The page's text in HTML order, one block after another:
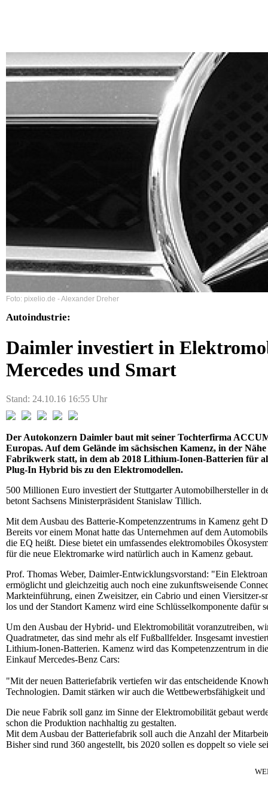
Foto: pixelio.de - Alexander Dreher
Autoindustrie:
Daimler investiert in
Mercedes und Smart
Stand: 24.10.16 16:55 Uhr
Der Autokonzern Daimler baut mit seiner Tochterfirma
Europas. Auf dem Gelände im sächsischen Kamenz, in der
Fabrikwerk statt, in dem ab 2018 Lithium-Ionen-Batterien für
Plug-In Hybrid bis zu den Elektromodellen.
500 Millionen Euro investiert der Stuttgarter Automobilhersteller in
betont Sachsens Ministerpräsident Stanislaw Tillich.
Mit dem Ausbau des Batterie-Kompetenzzentrums in Kamenz
Bereits vor einem Monat hatte das Unternehmen auf dem
die EQ heißt. Diese bietet ein umfassendes elektromobiles
für die neue Elektromarke wird natürlich auch in Kamenz gebaut.
Prof. Thomas Weber, Daimler-Entwicklungsvorstand: "Ein
ermöglicht und gleichzeitig auch noch eine zukunftsweisende
Markteinführung, einen Zweisitzer, ein Cabrio und einen Viersitzer-
los und der Standort Kamenz wird eine Schlüsselkomponente dafür
Um den Ausbau der Hybrid- und Elektromobilität voranzutreiben,
Quadratmeter, das sind mehr als elf Fußballfelder. Insgesamt
Lithium-Ionen-Batterien. Kamenz wird das Kompetenzzentrum in
Einkauf Mercedes-Benz Cars:
"Mit der neuen Batteriefabrik vertiefen wir das entscheidende
Technologien. Damit stärken wir auch die Wettbewerbsfähigkeit
Die neue Fabrik soll ganz im Sinne der Elektromobilität gebaut
schon die Produktion nachhaltig zu gestalten.
Mit dem Ausbau der Batteriefabrik soll auch die Anzahl der
Bisher sind rund 360 angestellt, bis 2020 sollen es doppelt so viele